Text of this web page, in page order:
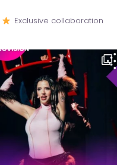
Exclusive collaboration